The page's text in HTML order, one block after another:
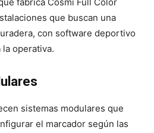
que buscan una
con software deportivo
operativa.
sistemas modulares que
el marcador según las